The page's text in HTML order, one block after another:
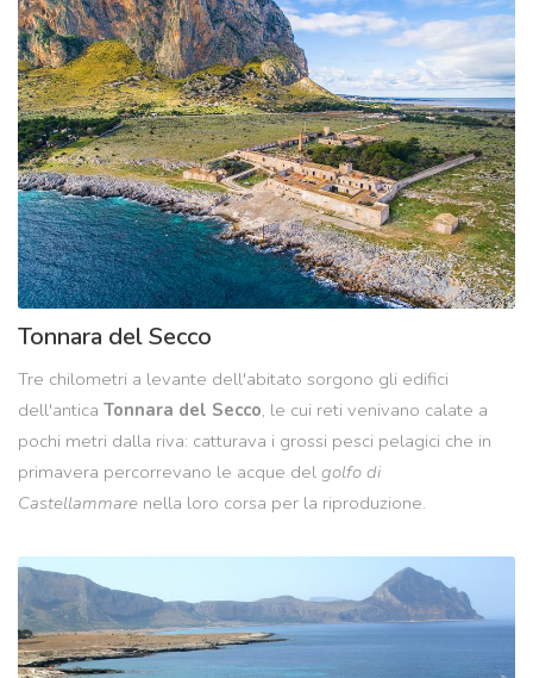
Tonnara del Secco
Tre chilometri a levante dell'abitato sorgono gli edifici
dell'antica Tonnara del Secco, le cui reti venivano calate a
pochi metri dalla riva: catturava i grossi pesci pelagici che in
primavera percorrevano le acque del golfo di
Castellammare nella loro corsa per la riproduzione.